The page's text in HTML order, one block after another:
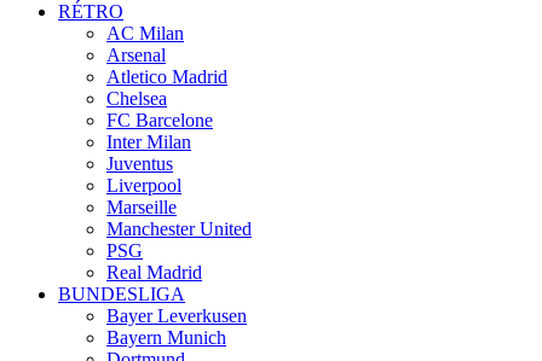
RÉTRO
AC Milan
Arsenal
Atletico Madrid
Chelsea
FC Barcelone
Inter Milan
Juventus
Liverpool
Marseille
Manchester United
PSG
Real Madrid
BUNDESLIGA
Bayer Leverkusen
Bayern Munich